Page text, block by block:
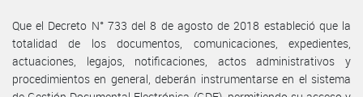
Que el Decreto N° 733 del 8 de agosto de 2018 estableció que la
totalidad de los documentos, comunicaciones, expedientes,
actuaciones, legajos, notificaciones, actos administrativos y
procedimientos en general, deberán instrumentarse en el sistema